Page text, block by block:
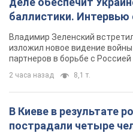
баллистики.
Владимир Зеленский
изложил новое видение
партнеров в борьбе с Россией
2 часа назад 8,1 т.
В Киеве в результате
пострадали четыре